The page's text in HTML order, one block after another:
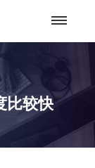
比较快